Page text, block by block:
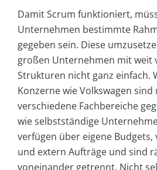
Damit Scrum funktioniert,
Unternehmen bestimmte
gegeben sein. Diese
großen Unternehmen mit weit
Strukturen nicht ganz einfach.
Konzerne wie Volkswagen sind
verschiedene Fachbereiche
wie selbstständige
verfügen über eigene
und extern Aufträge und sind
voneinander getrennt. Nicht